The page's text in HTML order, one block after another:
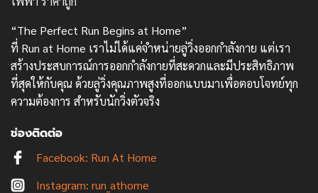
“The Perfect Run Begins at Home”
ที่ Run at Home เราไม่ได้แค่จำหน่ายลู่วิ่งออกกำลังกาย แต่เรา
สร้างประสบการณ์การออกกำลังกายที่สะดวกและมีประสิทธิภาพ
ที่สุดให้กับคุณ ด้วยลู่วิ่งคุณภาพสูงที่ออกแบบมาเพื่อตอบโจทย์ทุก
ความต้องการ สำหรับนักวิ่งตัวจริง
ช่องติดต่อ
Facebook: Run At Home
Instagram: run_athome